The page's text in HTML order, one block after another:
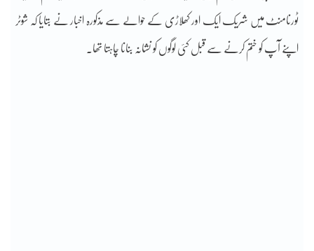
ٹورنامنٹ میں شریک ایک اور کھلاڑی کے حوالے سے مذکورہ اخبار نے بتایا کہ شوٹر
اپنے آپ کو ختم کرنے سے قبل کئی لوگوں کو نشانہ بنانا چاہتا تھا۔